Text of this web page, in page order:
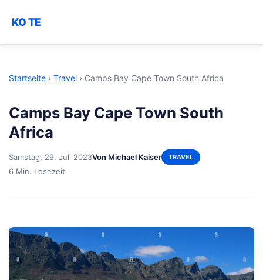
KO TE
Startseite › Travel › Camps Bay Cape Town South Africa
Camps Bay Cape Town South
Africa
Samstag, 29. Juli 2023Von Michael Kaiser TRAVEL
6 Min. Lesezeit